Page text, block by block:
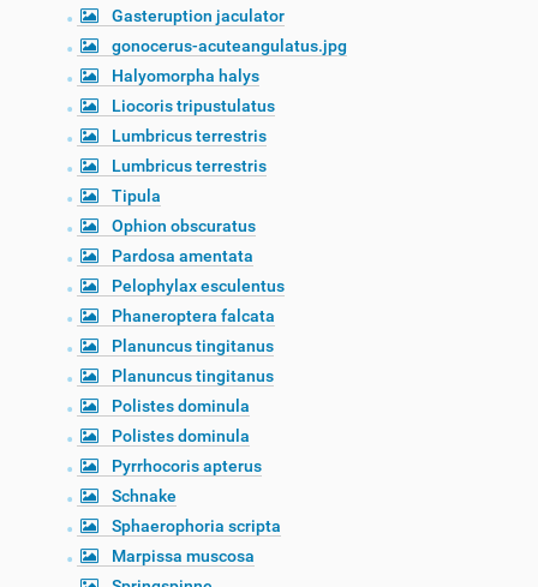
Gasteruption jaculator
gonocerus-acuteangulatus.jpg
Halyomorpha halys
Liocoris tripustulatus
Lumbricus terrestris
Lumbricus terrestris
Tipula
Ophion obscuratus
Pardosa amentata
Pelophylax esculentus
Phaneroptera falcata
Planuncus tingitanus
Planuncus tingitanus
Polistes dominula
Polistes dominula
Pyrrhocoris apterus
Schnake
Sphaerophoria scripta
Marpissa muscosa